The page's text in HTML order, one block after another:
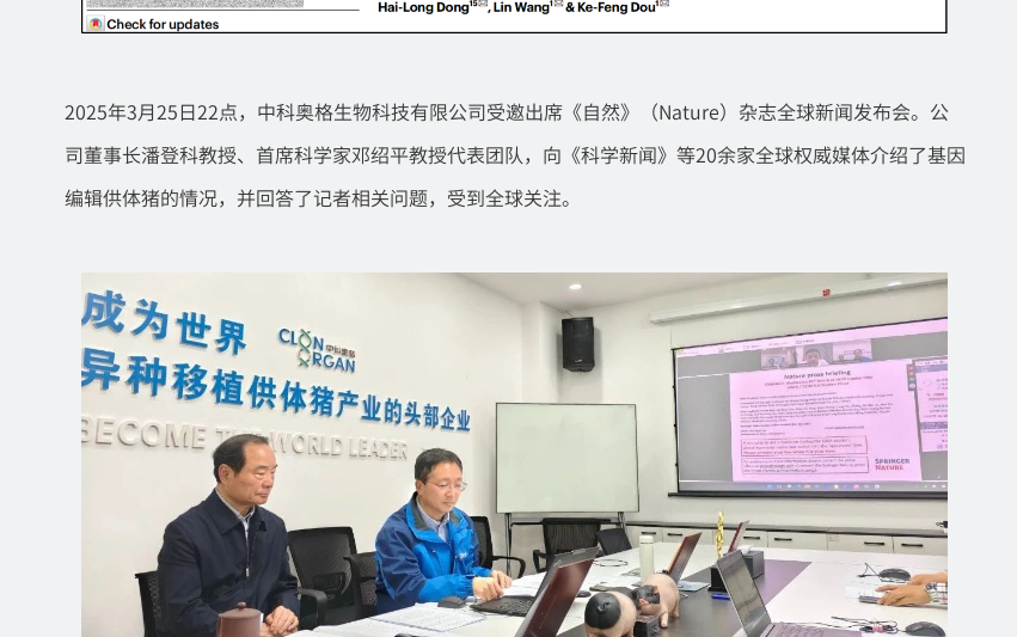
2025年3月25日22点，中科奥格生物科技有限公司受邀出席《自然》（Nature）杂志全球新闻发布会。公
司董事长潘登科教授、首席科学家邓绍平教授代表团队，向《科学新闻》等20余家全球权威媒体介绍了基因
编辑供体猪的情况，并回答了记者相关问题，受到全球关注。